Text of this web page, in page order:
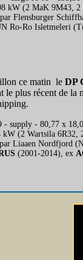
kW (2 MaK 9M43, 2
Flensburger
Ro-Ro Isletmeleri
ce matin le DP
le plus récent de
- supply - 80,77 x
kW (2 Wartsila 6R32,
Liaaen Nordfjord
(2001-2014), ex